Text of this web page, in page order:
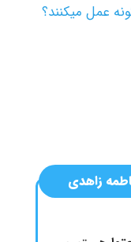
عمل میکنند؟
زاهدی